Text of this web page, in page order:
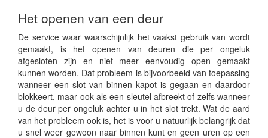
Het openen van een deur
De service waar waarschijnlijk het vaakst gebruik van wordt
gemaakt, is het openen van deuren die per ongeluk
afgesloten zijn en niet meer eenvoudig open gemaakt
kunnen worden. Dat probleem is bijvoorbeeld van toepassing
wanneer een slot van binnen kapot is gegaan en daardoor
blokkeert, maar ook als een sleutel afbreekt of zelfs wanneer
u de deur per ongeluk achter u in het slot trekt. Wat de aard
van het probleem ook is, het is voor u natuurlijk belangrijk dat
u snel weer gewoon naar binnen kunt en geen uren op een